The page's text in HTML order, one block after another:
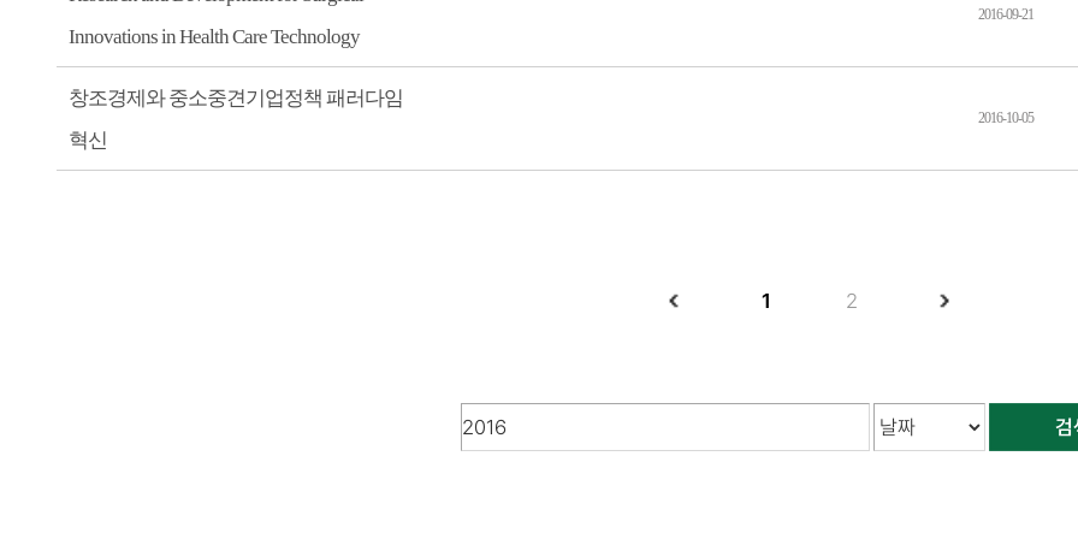
Innovations in Health Care Technology
2016-09-21
창조경제와 중소중견기업정책 패러다임
혁신
2016-10-05
1 2
검